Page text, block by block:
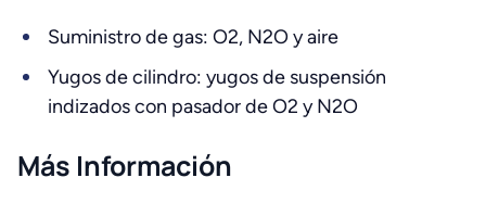
Suministro de gas: O2, N2O y aire
Yugos de cilindro: yugos de suspensión
indizados con pasador de O2 y N2O
Más Información